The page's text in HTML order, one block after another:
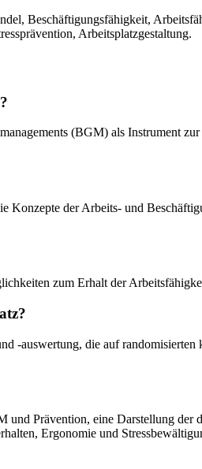
Beschäftigungsfähigkeit,
Arbeitsplatzgestaltung.
(BGM) als Instrument
Konzepte der Arbeits- und
zum Erhalt der
-auswertung, die auf
Prävention, eine Darstellung
Ergonomie und